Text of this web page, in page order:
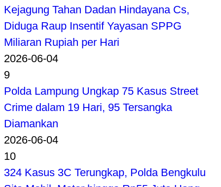
Kejagung Tahan Dadan Hindayana Cs,
Diduga Raup Insentif Yayasan SPPG
Miliaran Rupiah per Hari
2026-06-04
9
Polda Lampung Ungkap 75 Kasus Street
Crime dalam 19 Hari, 95 Tersangka
Diamankan
2026-06-04
10
324 Kasus 3C Terungkap, Polda Bengkulu